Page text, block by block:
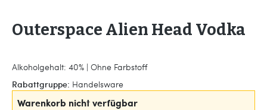
Outerspace Alien Head Vodka
Alkoholgehalt: 40% | Ohne Farbstoff
Rabattgruppe: Handelsware
Warenkorb nicht verfügbar